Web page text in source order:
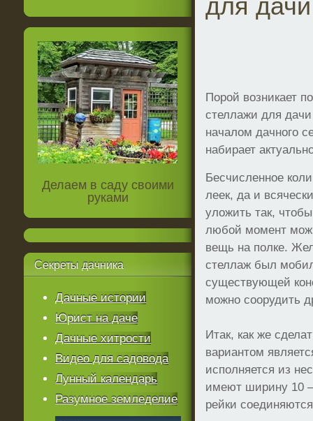
для дачи
Порой возникает
стеллажи для
началом дачного
набирает
Бесчисленное
леек, да и
уложить так,
любой момент
вещь на полке.
стеллаж был
существующей
можно соорудить
Итак, как же
вариантом
исполняется из
имеют ширину 10
рейки
Делаем в саду своими
руками
Секреты дачника
Дачные истории
Юрист на даче
Дачные хитрости
Видео для садовода
Лунный календарь
Разумное земледелие